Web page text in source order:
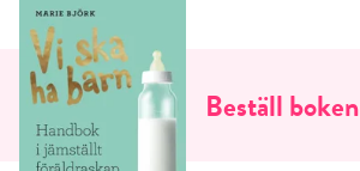
E-post*
Jag accepterar villkoren.
Beställ boken